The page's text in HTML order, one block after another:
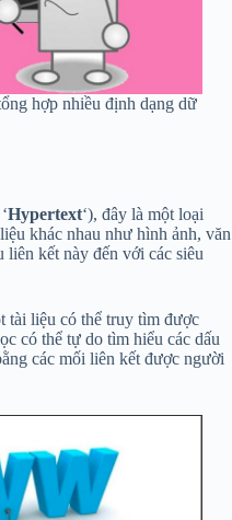
hợp nhiều định dạng dữ
Hypertext‘), đây là một loại
khác nhau như hình ảnh, văn
kết này đến với các siêu
tài liệu có thể truy tìm được
có thể tự do tìm hiểu các dấu
các mối liên kết được người